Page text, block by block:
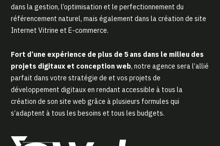
dans la gestion, l’optimisation et le perfectionnement du
référencement naturel, mais également dans la création de site
Internet Vitrine et E-commerce.
Fort d’une expérience de plus de 5 ans dans le milieu des
projets digitaux et conception web, notre agence sera l’allié
parfait dans votre stratégie de et vos projets de
développement digitaux en rendant accessible à tous la
création de son site web grâce à plusieurs formules qui
s’adaptent à tous les besoins et tous les budgets.